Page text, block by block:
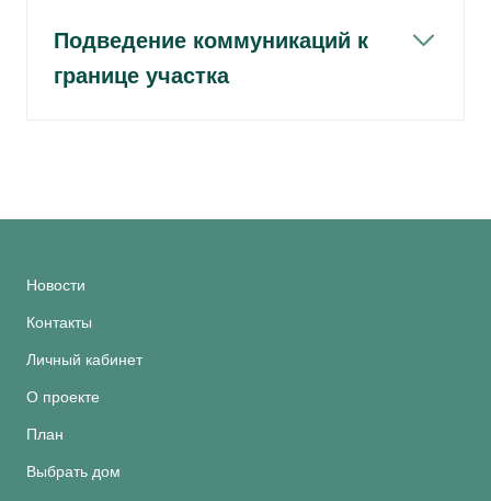
Подведение коммуникаций к
границе участка
Новости
Контакты
Личный кабинет
О проекте
План
Выбрать дом